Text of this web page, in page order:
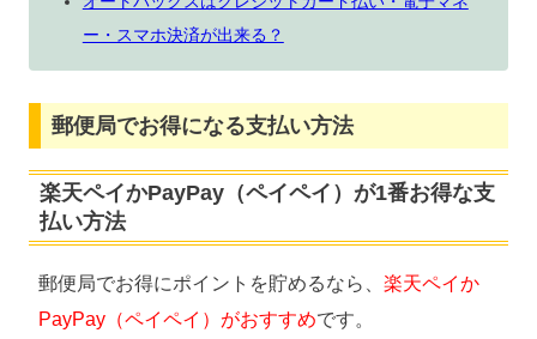
ー・スマホ決済が出来る？
郵便局でお得になる支払い方法
楽天ペイかPayPay（ペイペイ）が1番お得な支
払い方法
郵便局でお得にポイントを貯めるなら、 楽天ペイか
PayPay（ペイペイ）がおすすめです。